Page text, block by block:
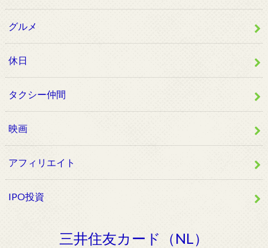
グルメ
休日
タクシー仲間
映画
アフィリエイト
IPO投資
三井住友カード（NL）